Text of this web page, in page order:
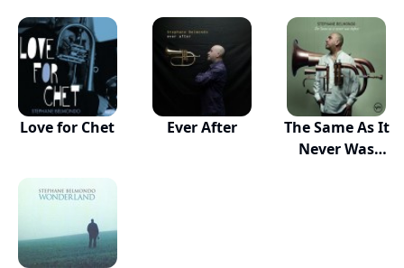
Love for Chet Ever After
The Same As It
Never Was